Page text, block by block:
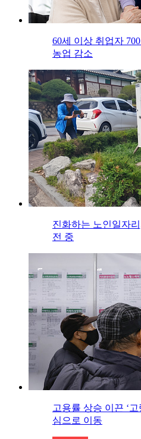
60세 이상 취업자
농업 감소
진화하는 노인일자
전 중
고용률 상승 이끈 ‘
심으로 이동